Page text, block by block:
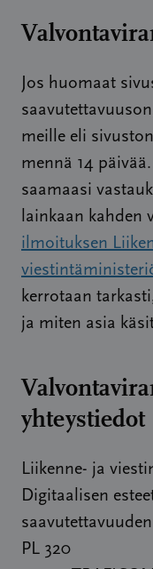
Jos huomaat
meille eli
mennä 14
saamaasi
lainkaan kahden
ilmoituksen
kerrotaan
ja miten asia
yhteystiedot
Liikenne- ja
Digitaalisen
PL 320